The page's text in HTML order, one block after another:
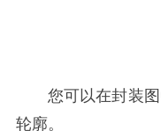
您可以在封装
轮廓。